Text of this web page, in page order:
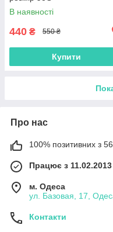
В наявності
440 ₴ 550 ₴
Купити
Про нас
100% позитивних з 56
Працює з 11.02.2013
м. Одеса
ул. Базовая, 17,
Контакти